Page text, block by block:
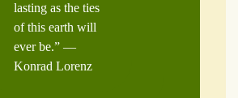
lasting as the ties
of this earth will
ever be.” —
Konrad Lorenz